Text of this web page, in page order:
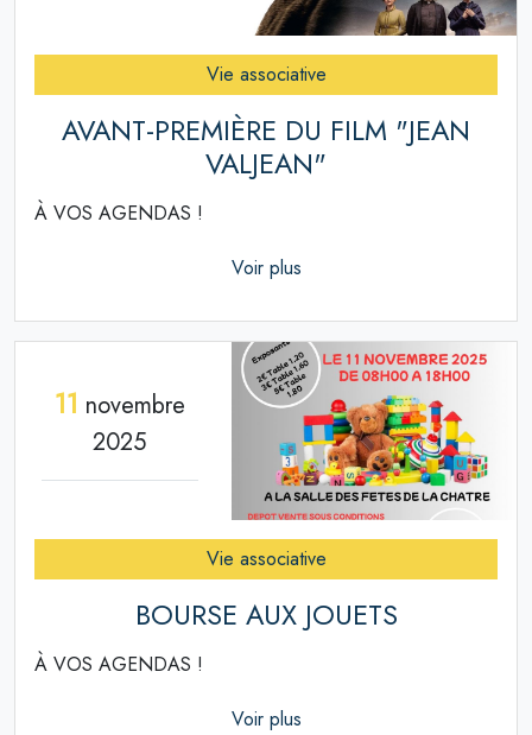
Vie associative
AVANT-PREMIÈRE DU FILM "JEAN
VALJEAN"
À VOS AGENDAS !
Voir plus
11 novembre
2025
Vie associative
BOURSE AUX JOUETS
À VOS AGENDAS !
Voir plus